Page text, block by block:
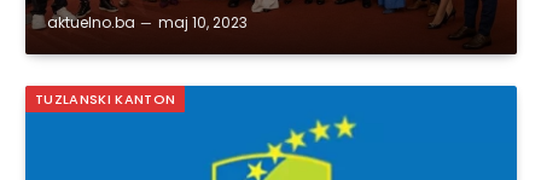
aktuelno.ba maj 10, 2023
TUZLANSKI KANTON